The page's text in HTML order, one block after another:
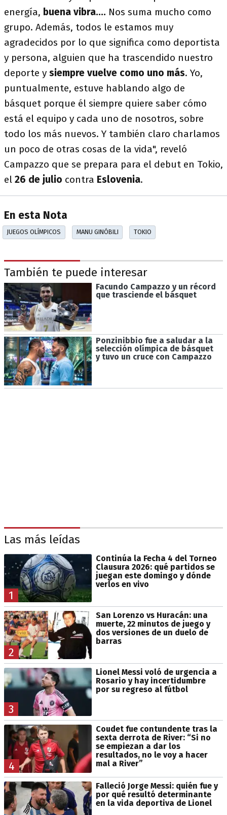
energía, buena vibra.... Nos suma mucho como
grupo. Además, todos le estamos muy
agradecidos por lo que significa como deportista
y persona, alguien que ha trascendido nuestro
deporte y siempre vuelve como uno más. Yo,
puntualmente, estuve hablando algo de
básquet porque él siempre quiere saber cómo
está el equipo y cada uno de nosotros, sobre
todo los más nuevos. Y también claro charlamos
un poco de otras cosas de la vida", reveló
Campazzo que se prepara para el debut en Tokio,
el 26 de julio contra Eslovenia.
En esta Nota
JUEGOS OLÍMPICOS MANU GINÓBILI TOKIO
También te puede interesar
Facundo Campazzo y un récord
que trasciende el básquet
Ponzinibbio fue a saludar a la
selección olímpica de básquet
y tuvo un cruce con Campazzo
Las más leídas
1
Continúa la Fecha 4 del Torneo
Clausura 2026: qué partidos se
juegan este domingo y dónde
verlos en vivo
2
San Lorenzo vs Huracán: una
muerte, 22 minutos de juego y
dos versiones de un duelo de
barras
3
Lionel Messi voló de urgencia a
Rosario y hay incertidumbre
por su regreso al fútbol
4
Coudet fue contundente tras la
sexta derrota de River: “Si no
se empiezan a dar los
resultados, no le voy a hacer
mal a River”
Falleció Jorge Messi: quién fue y
por qué resultó determinante
en la vida deportiva de Lionel